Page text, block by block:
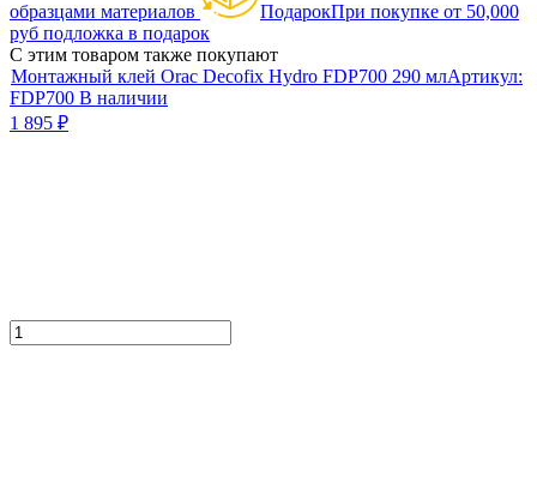
образцами материалов ПодарокПри покупке от 50,000
руб подложка в подарок
С этим товаром также покупают
Монтажный клей Orac Decofix Hydro FDP700 290 млАртикул:
FDP700 В наличии
1 895 ₽